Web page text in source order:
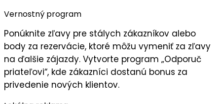
Vernostný program
Ponúknite zľavy pre stálych zákazníkov alebo
body za rezervácie, ktoré môžu vymeniť za zľavy
na ďalšie zájazdy. Vytvorte program „Odporuč
priateľovi“, kde zákazníci dostanú bonus za
privedenie nových klientov.